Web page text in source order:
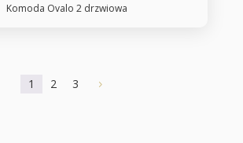
Komoda Ovalo 2 drzwiowa
1 2 3 5